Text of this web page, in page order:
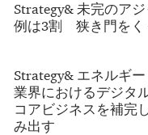
Strategy& 未完のア
例は3割 狭き門をく
Strategy& エネルギ
業界におけるデジタ
コアビジネスを補完
み出す